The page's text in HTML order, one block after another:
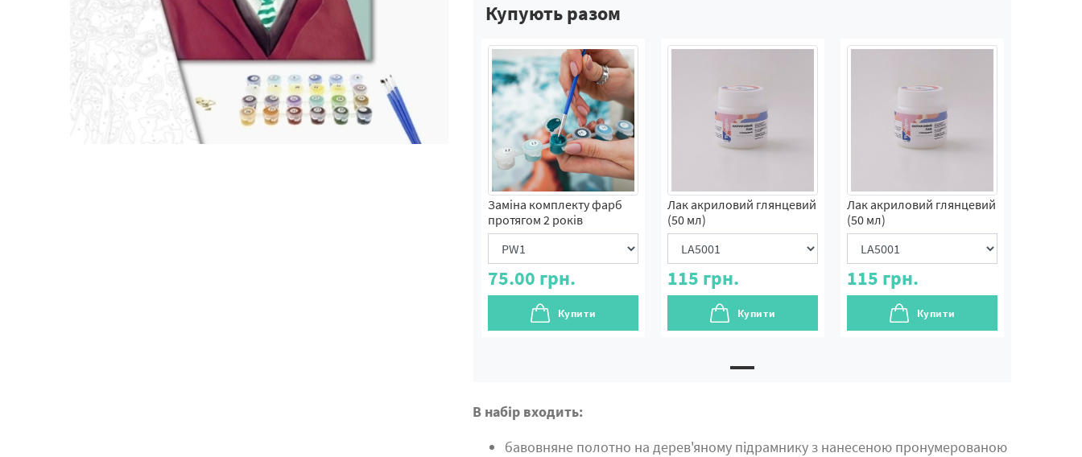
Купують разом
Заміна комплекту фарб
протягом 2 років
75.00 грн.
Купити
Лак акриловий глянцевий
(50 мл)
115 грн.
Купити
Лак акриловий глянцевий
(50 мл)
115 грн.
Купити
В набір входить:
бавовняне полотно на дерев'яному підрамнику з нанесеною пронумерованою